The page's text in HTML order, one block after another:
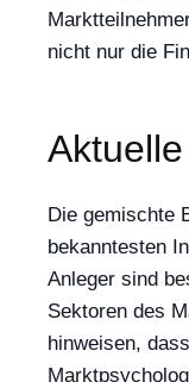
nicht nur die
Die gemischte
bekanntesten
Anleger sind
Sektoren des
hinweisen,